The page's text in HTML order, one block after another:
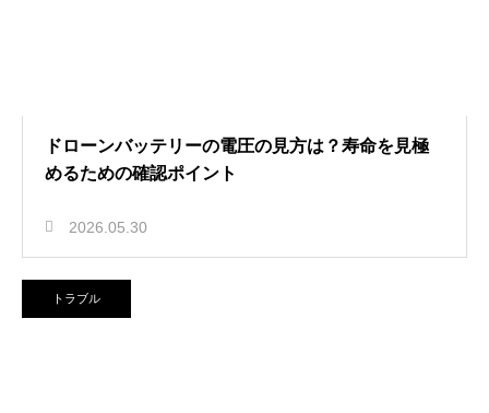
ドローンバッテリーの電圧の見方は？寿命を見極
めるための確認ポイント
2026.05.30
トラブル